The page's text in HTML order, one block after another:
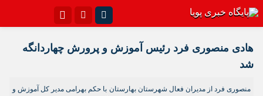
آپارات اپلیکیشن
هادی منصوری فرد رئیس آموزش و پرورش چهاردانگه
شد
منصوری فرد از مدیران فعال شهرستان بهارستان با حکم بهرامی مدیر کل آموزش و